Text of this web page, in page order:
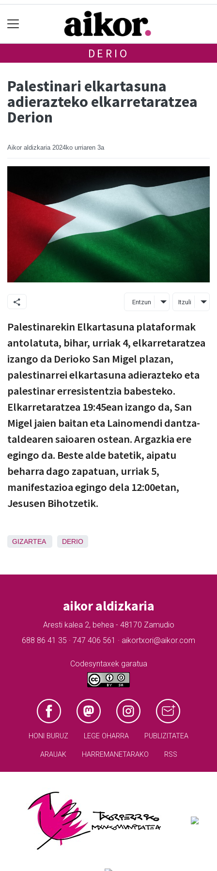
DERIO
Palestinari elkartasuna
adierazteko elkarretaratzea
Derion
Aikor aldizkaria 2024ko urriaren 3a
Entzun Itzuli
Palestinarekin Elkartasuna plataformak
antolatuta, bihar, urriak 4, elkarretaratzea
izango da Derioko San Migel plazan,
palestinarrei elkartasuna adierazteko eta
palestinar erresistentzia babesteko.
Elkarretaratzea 19:45ean izango da, San
Migel jaien baitan eta Lainomendi dantza-
taldearen saioaren ostean. Argazkia ere
egingo da. Beste alde batetik, aipatu
beharra dago zapatuan, urriak 5,
manifestazioa egingo dela 12:00etan,
Jesusen Bihotzetik.
GIZARTEA DERIO
aikor aldizkaria
Aresti kalea 2, behea - 48170 Zamudio
688 86 41 35 · 747 406 561 · aikortxori@aikor.com
Codesyntaxek garatua
HONI BURUZ LEGE OHARRA PUBLIZITATEA
ARAUAK HARREMANETARAKO RSS